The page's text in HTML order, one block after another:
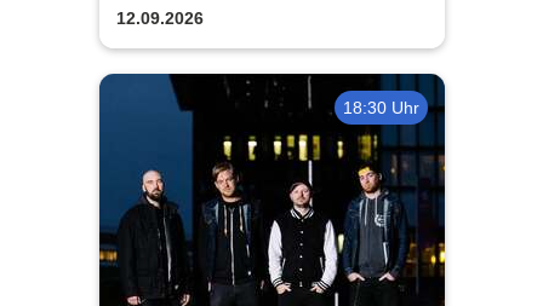
12.09.2026
18:30 Uhr